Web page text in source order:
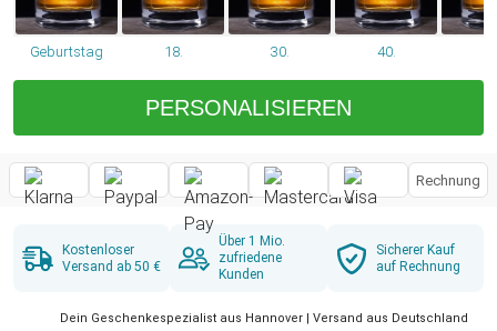
Geburtstag 18. 30. 40.
PERSONALISIEREN
Rechnung
Kostenloser
Versand ab 50 €
Über 1 Mio.
zufriedene
Kunden
Sicherer Kauf
auf Rechnung
Dein Geschenkespezialist aus Hannover | Versand aus Deutschland